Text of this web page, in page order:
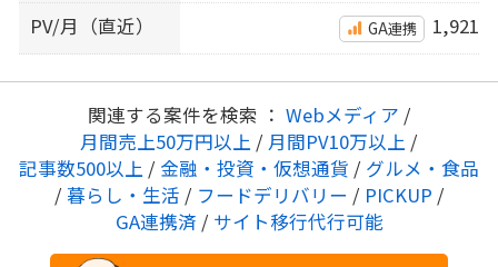
PV/月（直近） GA連携 1,921
関連する案件を検索 ： Webメディア /
月間売上50万円以上 / 月間PV10万以上 /
記事数500以上 / 金融・投資・仮想通貨 / グルメ・食品
/ 暮らし・生活 / フードデリバリー / PICKUP /
GA連携済 / サイト移行代行可能